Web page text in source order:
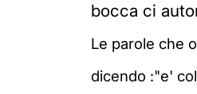
bocca ci
Le parole che
dicendo :"e'